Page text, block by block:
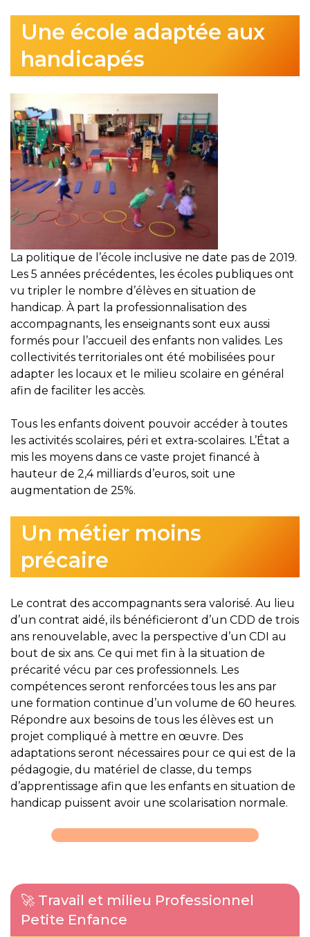
Une école adaptée aux
handicapés
La politique de l’école inclusive ne date pas de 2019.
Les 5 années précédentes, les écoles publiques ont
vu tripler le nombre d’élèves en situation de
handicap. À part la professionnalisation des
accompagnants, les enseignants sont eux aussi
formés pour l’accueil des enfants non valides. Les
collectivités territoriales ont été mobilisées pour
adapter les locaux et le milieu scolaire en général
afin de faciliter les accès.
Tous les enfants doivent pouvoir accéder à toutes
les activités scolaires, péri et extra-scolaires. L’État a
mis les moyens dans ce vaste projet financé à
hauteur de 2,4 milliards d’euros, soit une
augmentation de 25%.
Un métier moins
précaire
Le contrat des accompagnants sera valorisé. Au lieu
d’un contrat aidé, ils bénéficieront d’un CDD de trois
ans renouvelable, avec la perspective d’un CDI au
bout de six ans. Ce qui met fin à la situation de
précarité vécu par ces professionnels. Les
compétences seront renforcées tous les ans par
une formation continue d’un volume de 60 heures.
Répondre aux besoins de tous les élèves est un
projet compliqué à mettre en œuvre. Des
adaptations seront nécessaires pour ce qui est de la
pédagogie, du matériel de classe, du temps
d’apprentissage afin que les enfants en situation de
handicap puissent avoir une scolarisation normale.
🚀 Travail et milieu Professionnel
Petite Enfance